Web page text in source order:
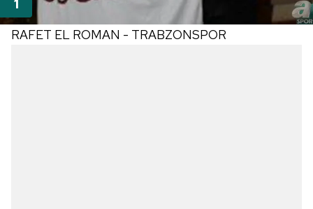
RAFET EL ROMAN - TRABZONSPOR